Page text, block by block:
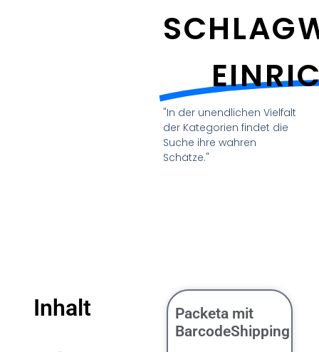
"In der unendlichen Vielfalt
der Kategorien findet die
Suche ihre wahren
Schätze."
Inhalt
Packeta mit
BarcodeShipping